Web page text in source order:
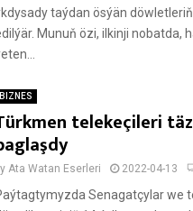
taýdan ösýän
Munuň özi, ilkinji nobatda,
BIZNES
telekeçileri
Ata Watan Eserleri 2022-04-13
Senagatçylar we